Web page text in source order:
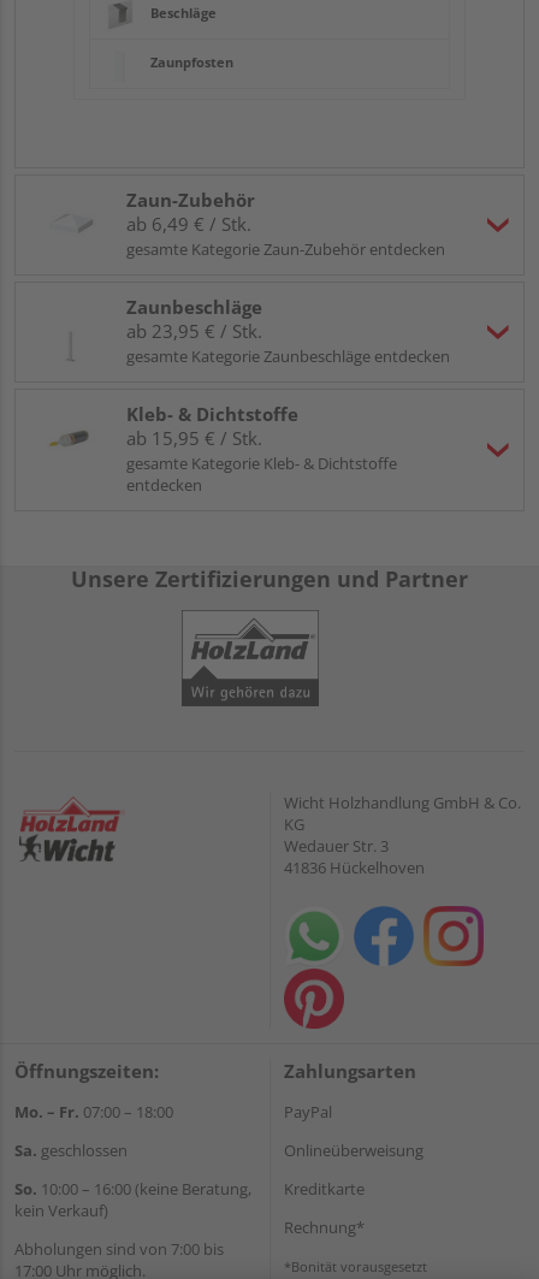
Beschläge
Zaunpfosten
Zaun-Zubehör
ab 6,49 € / Stk.
gesamte Kategorie Zaun-Zubehör entdecken
Zaunbeschläge
ab 23,95 € / Stk.
gesamte Kategorie Zaunbeschläge entdecken
Kleb- & Dichtstoffe
ab 15,95 € / Stk.
gesamte Kategorie Kleb- & Dichtstoffe
entdecken
Unsere Zertifizierungen und Partner
Wicht Holzhandlung GmbH & Co.
KG
Wedauer Str. 3
41836 Hückelhoven
Öffnungszeiten:
Mo. – Fr. 07:00 – 18:00
Sa. geschlossen
So. 10:00 – 16:00 (keine Beratung,
kein Verkauf)
Abholungen sind von 7:00 bis
17:00 Uhr möglich.
Zahlungsarten
PayPal
Onlineüberweisung
Kreditkarte
Rechnung*
*Bonität vorausgesetzt